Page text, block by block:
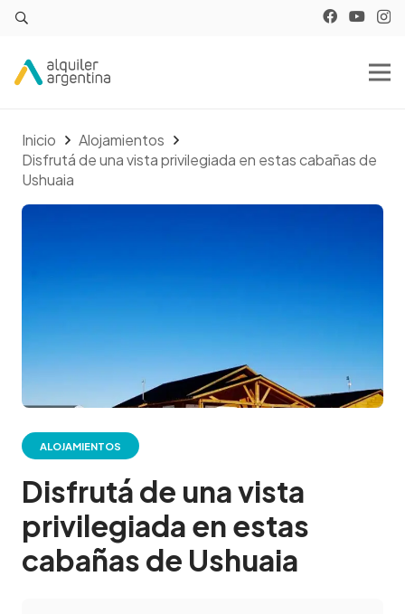
Inicio
Alojamientos
Disfrutá de una vista privilegiada en estas cabañas de
Ushuaia
ALOJAMIENTOS
Disfrutá de una vista
privilegiada en estas
cabañas de Ushuaia